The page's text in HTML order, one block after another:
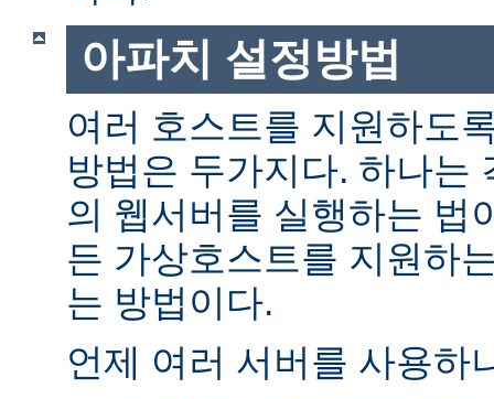
아파치 설정방법
여러 호스트를 지원하도
방법은 두가지다. 하나는
의 웹서버를 실행하는 법
든 가상호스트를 지원하
는 방법이다.
언제 여러 서버를 사용하